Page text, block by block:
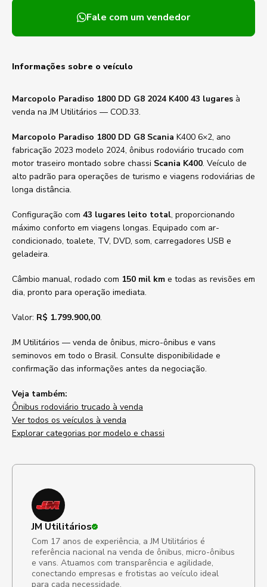
Fale com um vendedor
Informações sobre o veículo
Marcopolo Paradiso 1800 DD G8 2024 K400 43 lugares à
venda na JM Utilitários — COD.33.
Marcopolo Paradiso 1800 DD G8 Scania K400 6×2, ano
fabricação 2023 modelo 2024, ônibus rodoviário trucado com
motor traseiro montado sobre chassi Scania K400. Veículo de
alto padrão para operações de turismo e viagens rodoviárias de
longa distância.
Configuração com 43 lugares leito total, proporcionando
máximo conforto em viagens longas. Equipado com ar-
condicionado, toalete, TV, DVD, som, carregadores USB e
geladeira.
Câmbio manual, rodado com 150 mil km e todas as revisões em
dia, pronto para operação imediata.
Valor: R$ 1.799.900,00.
JM Utilitários — venda de ônibus, micro-ônibus e vans
seminovos em todo o Brasil. Consulte disponibilidade e
confirmação das informações antes da negociação.
Veja também:
Ônibus rodoviário trucado à venda
Ver todos os veículos à venda
Explorar categorias por modelo e chassi
JM Utilitários
Com 17 anos de experiência, a JM Utilitários é
referência nacional na venda de ônibus, micro-ônibus
e vans. Atuamos com transparência e agilidade,
conectando empresas e frotistas ao veículo ideal
para cada necessidade.